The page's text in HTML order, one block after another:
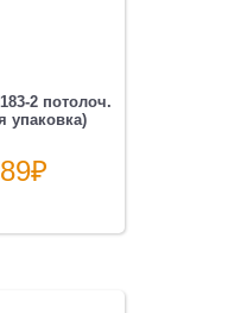
2 потолоч.
упаковка)
₽